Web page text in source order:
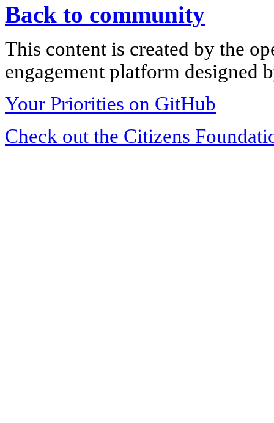
Back to community
This content is created by the
engagement platform designed
Your Priorities on GitHub
Check out the Citizens